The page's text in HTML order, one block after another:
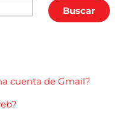
Buscar
cuenta de Gmail?